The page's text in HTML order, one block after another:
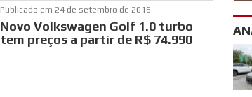
Publicado em 24 de setembro de 2016
Novo Volkswagen Golf 1.0 turbo
tem preços a partir de R$ 74.990